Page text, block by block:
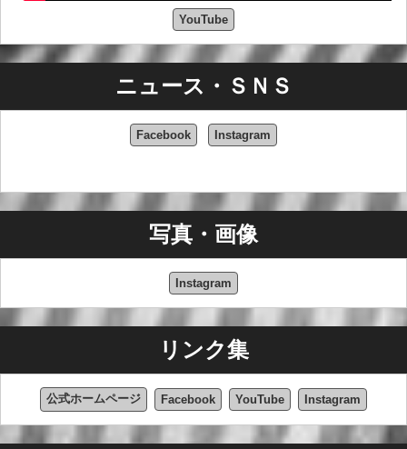
ヴィド, ボサ・イン・ロック, ロックンロール・エクスペ
リエンス, エゲレク・ロック・フェストなど。
2022年12月、シングル「Let's Rock」をリリースし、現
在制作中のニュー・アルバム『Destiny and Hope』の最
初の足跡を残す。同年、ギリシャのバンドArrayan Pathの
ニューアルバム『THUS ALWAYS TO TYRANTS』
たな契約の先駆けとなる。
2023年、ハーレー・ベントン・クラブ・イタリアの「殿
堂入り」を果たす。 このアーティストは、以下の雑誌の
表紙を飾っている： 「Subtle Death Magazine」（キュー
バ）、「Odd Times」（イタリア）、「Sound Goods
Webzine」（イタリア）、「The Metal Mag」（イギリ
ス）の表紙を飾る。
2023年、サンレモのアリストン劇場で開催された音楽コ
て参加。
ロック・オン・インドア・フェス、ロックンロール・エ
YouTube
ニュース・ＳＮＳ
Facebook Instagram
写真・画像
Instagram
リンク集
公式ホームページ Facebook YouTube Instagram